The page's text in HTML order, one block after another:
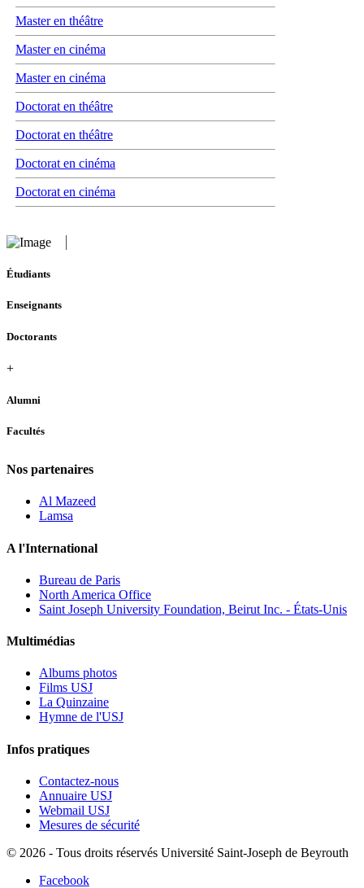
Master en théâtre
Master en cinéma
Master en cinéma
Doctorat en théâtre
Doctorat en théâtre
Doctorat en cinéma
Doctorat en cinéma
Étudiants
Enseignants
Doctorants
+
Alumni
Facultés
Nos partenaires
Al Mazeed
Lamsa
A l'International
Bureau de Paris
North America Office
Saint Joseph University Foundation, Beirut Inc. - États-Unis
Multimédias
Albums photos
Films USJ
La Quinzaine
Hymne de l'USJ
Infos pratiques
Contactez-nous
Annuaire USJ
Webmail USJ
Mesures de sécurité
© 2026 - Tous droits réservés Université Saint-Joseph de Beyrouth
Facebook